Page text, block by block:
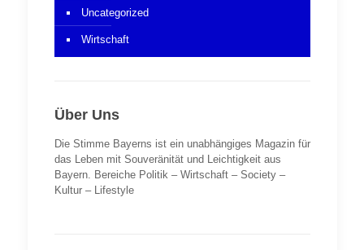
Uncategorized
Wirtschaft
Über Uns
Die Stimme Bayerns ist ein unabhängiges Magazin für
das Leben mit Souveränität und Leichtigkeit aus
Bayern. Bereiche Politik – Wirtschaft – Society –
Kultur – Lifestyle